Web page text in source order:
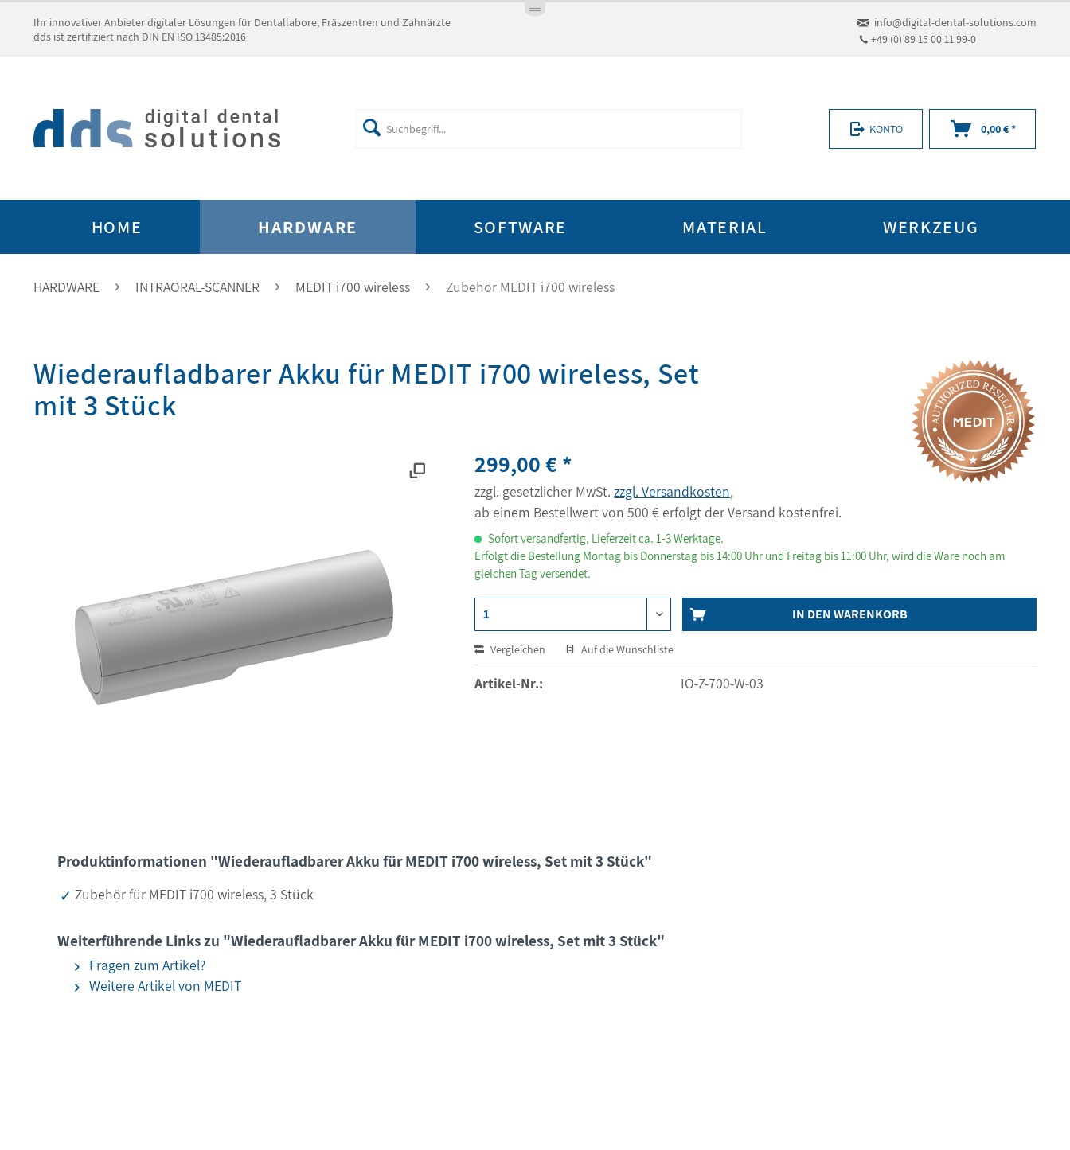
Ihr innovativer Anbieter digitaler Lösungen für Dentallabore, Fräszentren und Zahnärzte
dds ist zertifiziert nach DIN EN ISO 13485:2016
info@digital-dental-solutions.com
+49 (0) 89 15 00 11 99-0
KONTO 0,00 € *
HOME HARDWARE SOFTWARE MATERIAL WERKZEUG
HARDWARE INTRAORAL-SCANNER MEDIT i700 wireless Zubehör MEDIT i700 wireless
Wiederaufladbarer Akku für MEDIT i700 wireless, Set
mit 3 Stück
299,00 € *
zzgl. gesetzlicher MwSt.zzgl. Versandkosten,
ab einem Bestellwert von 500 € erfolgt der Versand kostenfrei.
Sofort versandfertig, Lieferzeit ca. 1-3 Werktage.
Erfolgt die Bestellung Montag bis Donnerstag bis 14:00 Uhr und Freitag bis 11:00 Uhr, wird die Ware noch am
gleichen Tag versendet.
IN DEN WARENKORB
Vergleichen Auf die Wunschliste
Artikel-Nr.: IO-Z-700-W-03
Produktinformationen "Wiederaufladbarer Akku für MEDIT i700 wireless, Set mit 3 Stück"
Zubehör für MEDIT i700 wireless, 3 Stück
Weiterführende Links zu "Wiederaufladbarer Akku für MEDIT i700 wireless, Set mit 3 Stück"
Fragen zum Artikel?
Weitere Artikel von MEDIT